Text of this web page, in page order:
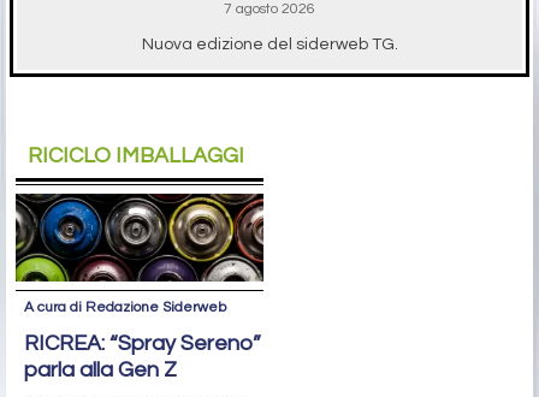
7 agosto 2026
Nuova edizione del siderweb TG.
RICICLO IMBALLAGGI
A cura di Redazione Siderweb
RICREA: “Spray Sereno”
parla alla Gen Z